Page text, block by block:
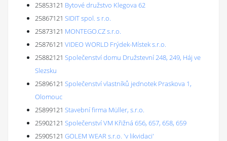
25853121 Bytové družstvo Klegova 62
25867121 SIDIT spol. s r.o.
25873121 MONTEGO.CZ s.r.o.
25876121 VIDEO WORLD Frýdek-Místek s.r.o.
25882121 Společenství domu Družstevní 248, 249, Háj ve
Slezsku
25896121 Společenství vlastníků jednotek Praskova 1,
Olomouc
25899121 Stavební firma Müller, s.r.o.
25902121 Společenství VM Křižná 656, 657, 658, 659
25905121 GOLEM WEAR s.r.o. 'v likvidaci'